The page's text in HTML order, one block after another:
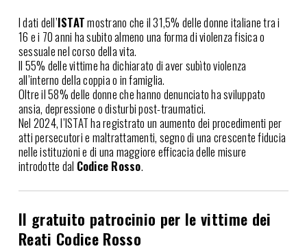
I dati dell’ISTATmostrano che il 31,5% delle donne italiane tra i
16 e i 70 anni ha subito almeno una forma di violenza fisica o
sessuale nel corso della vita.
Il 55% delle vittime ha dichiarato di aver subìto violenza
all’interno della coppia o in famiglia.
Oltre il 58% delle donne che hanno denunciato ha sviluppato
ansia, depressione o disturbi post-traumatici.
Nel 2024, l’ISTAT ha registrato un aumento dei procedimenti per
atti persecutori e maltrattamenti, segno di una crescente fiducia
nelle istituzioni e di una maggiore efficacia delle misure
introdotte dal Codice Rosso.
Il gratuito patrocinio per le vittime dei
Reati Codice Rosso